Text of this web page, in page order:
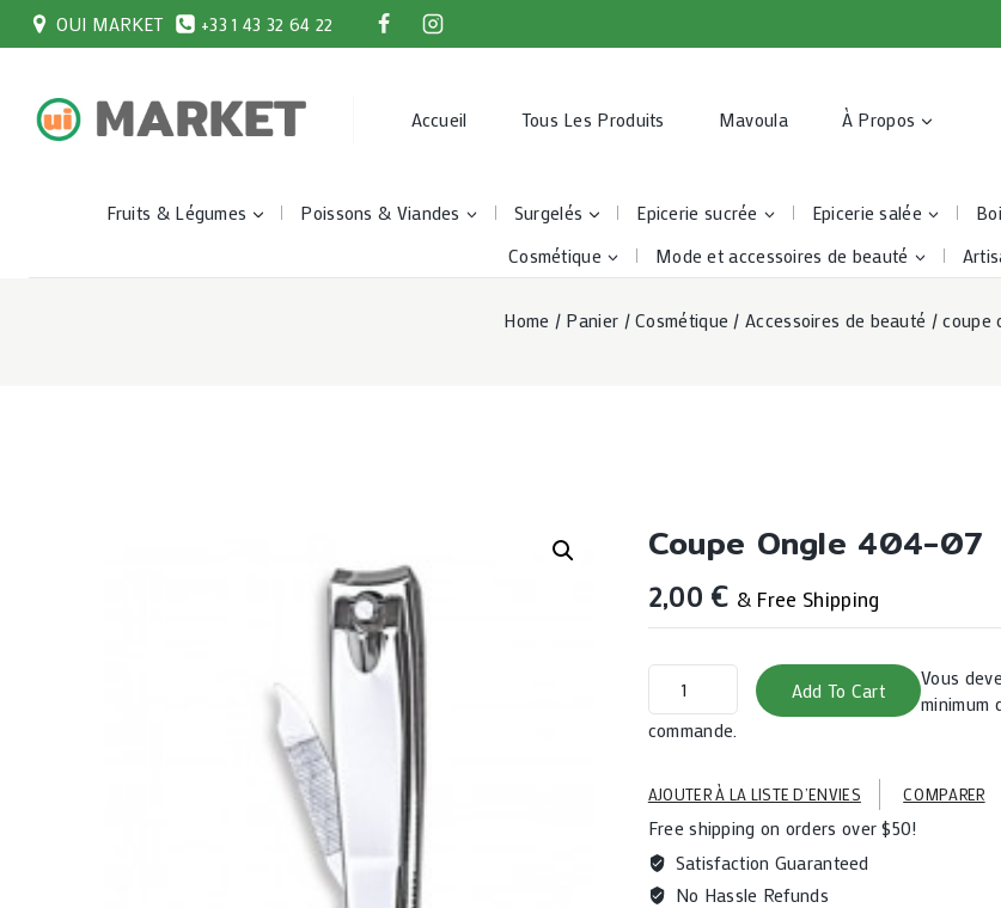
OUI MARKET +33 1 43 32 64 22
Accueil Tous Les Produits Mavoula À Propos
Fruits & Légumes Poissons & Viandes Surgelés Epicerie sucrée Epicerie salée
Cosmétique
Mode et accessoires de beauté
Home / Panier / Cosmétique / Accessoires de beauté / coupe
Coupe Ongle 404-07
2,00 € & Free Shipping
coupe
ongle
404-
Add To Cart
Vous
minimum
commande.
AJOUTER À LA LISTE D’ENVIES COMPARER
Free shipping on orders over $50!
Satisfaction Guaranteed
No Hassle Refunds